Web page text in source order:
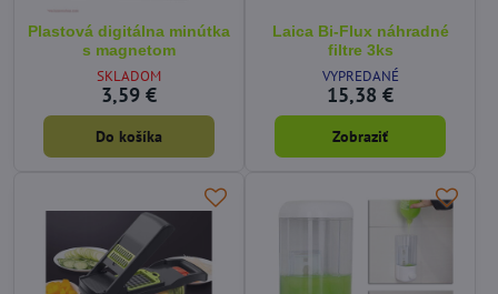
Plastová digitálna minútka
s magnetom
SKLADOM
3,59 €
Do košíka
Laica Bi-Flux náhradné
filtre 3ks
VYPREDANÉ
15,38 €
Zobraziť